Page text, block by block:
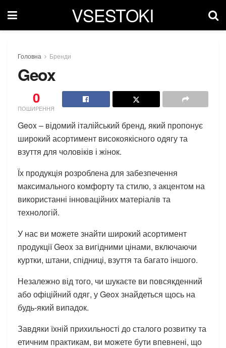
VSESTOKI
Головна Бренди
Geox
0
ПОШИРЕННЯ
Geox – відомий італійський бренд, який пропонує
широкий асортимент високоякісного одягу та
взуття для чоловіків і жінок.
Їх продукція розроблена для забезпечення
максимального комфорту та стилю, з акцентом на
використанні інноваційних матеріалів та
технологій.
У нас ви можете знайти широкий асортимент
продукції Geox за вигідними цінами, включаючи
куртки, штани, спідниці, взуття та багато іншого.
Незалежно від того, чи шукаєте ви повсякденний
або офіційний одяг, у Geox знайдеться щось на
будь-який випадок.
Завдяки їхній прихильності до сталого розвитку та
етичним практикам, ви можете бути впевнені, що